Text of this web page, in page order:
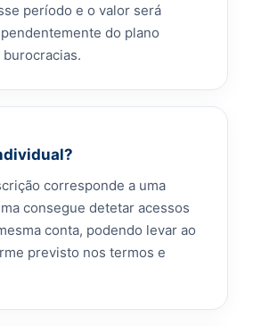
período e o valor será
do plano
corresponde a uma
consegue detetar acessos
conta, podendo levar ao
previsto nos termos e